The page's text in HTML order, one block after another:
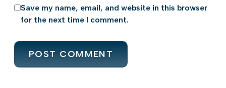
Save my name, email, and website in this browser
for the next time I comment.